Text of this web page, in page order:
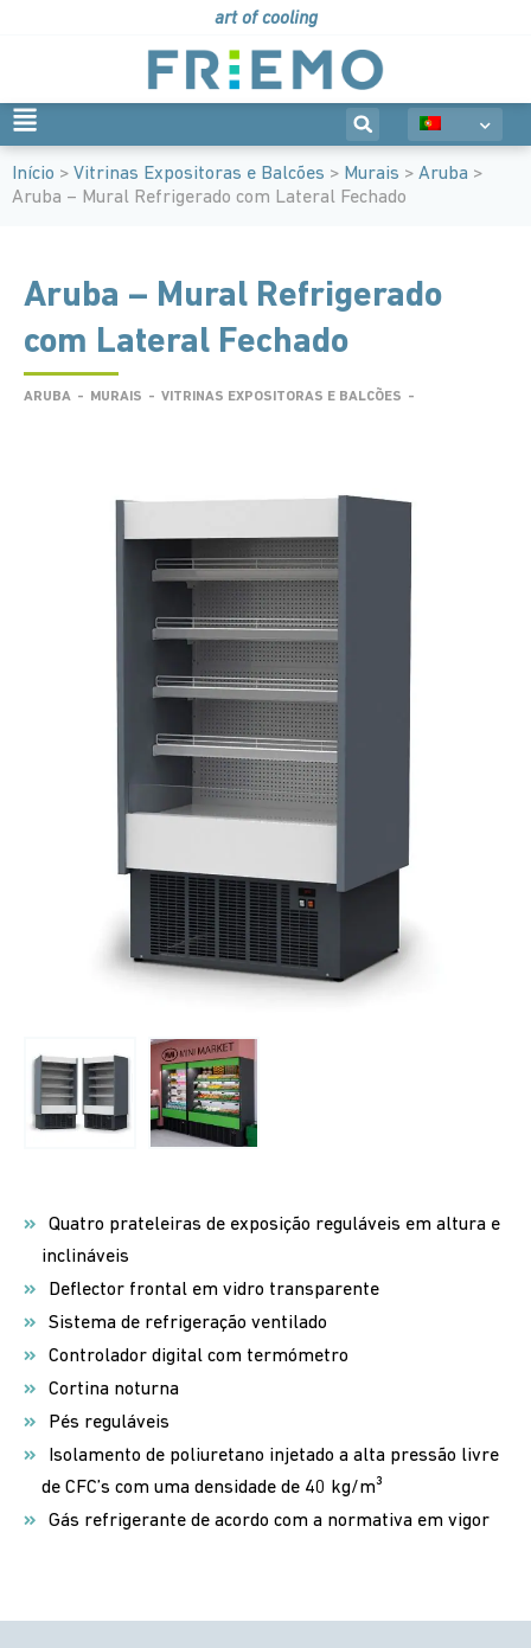
art of cooling
Início > Vitrinas Expositoras e Balcões > Murais > Aruba >
Aruba – Mural Refrigerado com Lateral Fechado
Quatro prateleiras de exposição reguláveis em altura e
inclináveis
Deflector frontal em vidro transparente
Sistema de refrigeração ventilado
Controlador digital com termómetro
Cortina noturna
Pés reguláveis
Isolamento de poliuretano injetado a alta pressão livre
de CFC’s com uma densidade de 40 kg/m³
Gás refrigerante de acordo com a normativa em vigor
Aruba – Mural Refrigerado
com Lateral Fechado
ARUBA - MURAIS - VITRINAS EXPOSITORAS E BALCÕES -